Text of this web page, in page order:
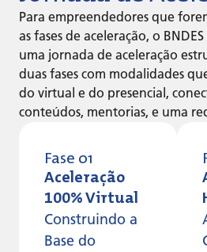
Para empreendedores que
as fases de aceleração, o
uma jornada de aceleração
duas fases com modalidades
do virtual e do presencial,
conteúdos, mentorias, e uma
Fase 01
Aceleração
100% Virtual
Construindo a
Base do